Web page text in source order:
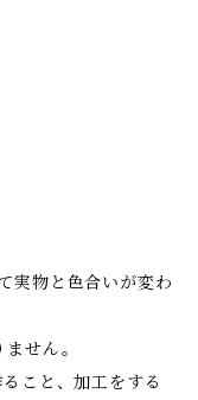
実物と色合いが変わ
せん。
こと、加工をする